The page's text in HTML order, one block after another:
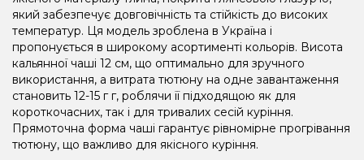
який забезпечує довговічність та стійкість до високих
температур. Ця модель зроблена в Україна і
пропонується в широкому асортименті кольорів. Висота
кальянної чаші 12 см, що оптимально для зручного
використання, а витрата тютюну на одне завантаження
становить 12-15 г г, роблячи її підходящою як для
короткочасних, так і для тривалих сесій куріння.
Прямоточна форма чаші гарантує рівномірне прогрівання
тютюну, що важливо для якісного куріння.